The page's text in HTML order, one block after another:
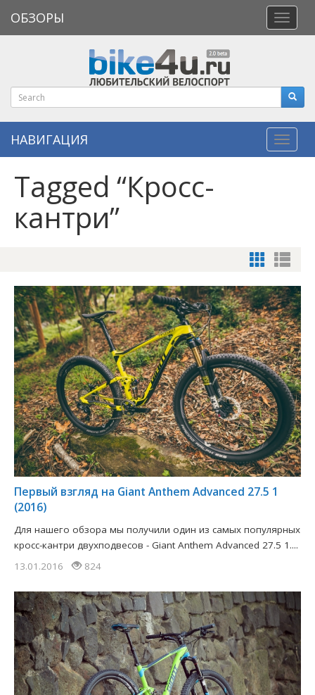
меню
ОБЗОРЫ
НАВИГАЦИЯ
Tagged “Кросс-
кантри”
Первый взгляд на Giant Anthem Advanced 27.5 1
(2016)
Для нашего обзора мы получили один из самых популярных
кросс-кантри двухподвесов - Giant Anthem Advanced 27.5 1....
13.01.2016
824